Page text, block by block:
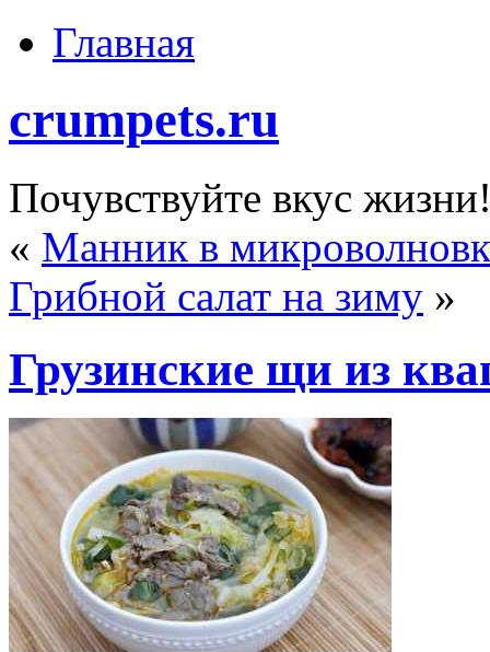
Главная
crumpets.ru
Почувствуйте вкус
« Манник в
Грибной салат на зиму »
Грузинские щи из